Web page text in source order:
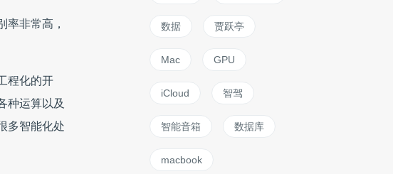
率非常高，
程化的开
种运算以及
多智能化处